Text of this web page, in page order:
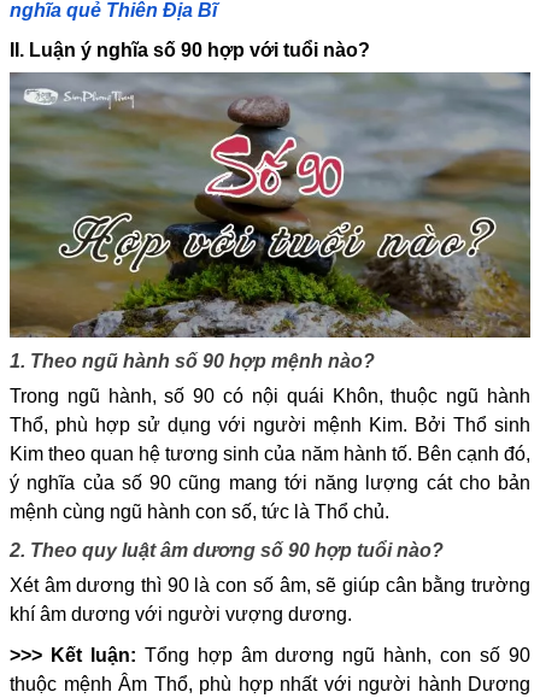
nghĩa quẻ Thiên Địa Bĩ
II. Luận ý nghĩa số 90 hợp với tuổi nào?
1. Theo ngũ hành số 90 hợp mệnh nào?
Trong ngũ hành, số 90 có nội quái Khôn, thuộc ngũ hành
Thổ, phù hợp sử dụng với người mệnh Kim. Bởi Thổ sinh
Kim theo quan hệ tương sinh của năm hành tố. Bên cạnh đó,
ý nghĩa của số 90 cũng mang tới năng lượng cát cho bản
mệnh cùng ngũ hành con số, tức là Thổ chủ.
2. Theo quy luật âm dương số 90 hợp tuổi nào?
Xét âm dương thì 90 là con số âm, sẽ giúp cân bằng trường
khí âm dương với người vượng dương.
>>> Kết luận: Tổng hợp âm dương ngũ hành, con số 90
thuộc mệnh Âm Thổ, phù hợp nhất với người hành Dương